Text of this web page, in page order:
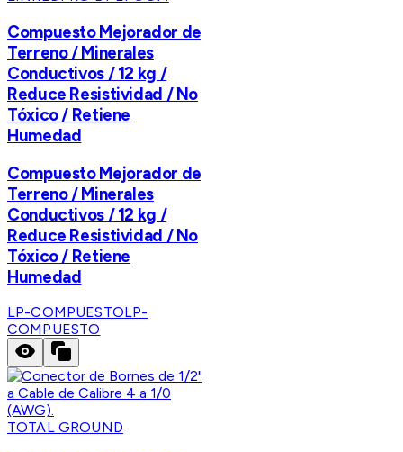
Compuesto Mejorador de
Terreno / Minerales
Conductivos / 12 kg /
Reduce Resistividad / No
Tóxico / Retiene
Humedad
Compuesto Mejorador de
Terreno / Minerales
Conductivos / 12 kg /
Reduce Resistividad / No
Tóxico / Retiene
Humedad
LP-COMPUESTOLP-
COMPUESTO
TOTAL GROUND